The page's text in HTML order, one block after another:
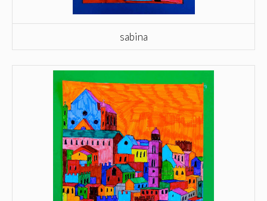
sabina